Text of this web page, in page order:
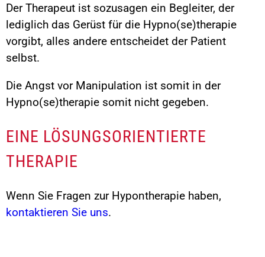
Der Therapeut ist sozusagen ein Begleiter, der
lediglich das Gerüst für die Hypno(se)therapie
vorgibt, alles andere entscheidet der Patient
selbst.
Die Angst vor Manipulation ist somit in der
Hypno(se)therapie somit nicht gegeben.
EINE LÖSUNGSORIENTIERTE
THERAPIE
Wenn Sie Fragen zur Hypontherapie haben,
kontaktieren Sie uns.